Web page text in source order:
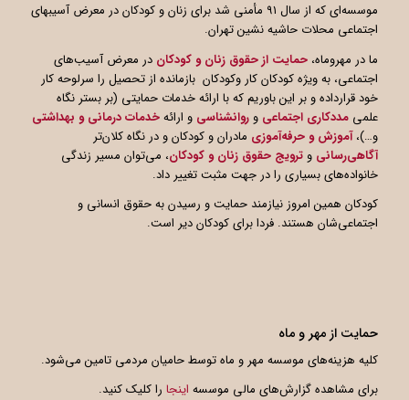
موسسه‌ای که از سال ۹۱ مأمنی شد برای زنان و کودکان در معرض آسیبهای
اجتماعی محلات حاشیه نشین تهران.
ما در مهروماه، حمایت از حقوق زنان و کودکان در معرض آسیب‌های
اجتماعی، به ویژه کودکان کار وکودکان بازمانده از تحصیل را سرلوحه کار
خود قرارداده و بر این باوریم که با ارائه خدمات حمایتی (بر بستر نگاه
علمی مددکاری اجتماعی و روانشناسی و ارائهخدمات درمانی و بهداشتی
و…)،آموزش و حرفه‌آموزی مادران و کودکان و در نگاه کلان‌تر
آگاهیرسانی و ترویج حقوق زنان و کودکان، می‌توان مسیر زندگی
خانواده‌های بسیاری را در جهت مثبت تغییر داد.
کودکان همین امروز نیازمند حمایت و رسیدن به حقوق انسانی و
اجتماعی‌شان هستند. فردا برای کودکان دیر است.
حمایت از مهر و ماه
کلیه هزینه‌های موسسه مهر و ماه توسط حامیان مردمی تامین می‌شود.
برای مشاهده گزارش‌های مالی موسسه اینجارا کلیک کنید.